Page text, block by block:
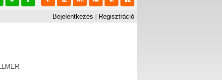
Bejelentkezés Regisztráció